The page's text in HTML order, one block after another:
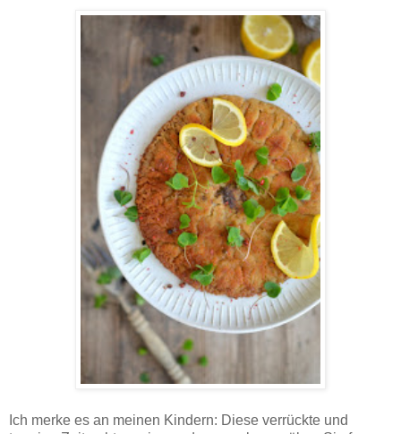
Ich merke es an meinen Kindern: Diese verrückte und